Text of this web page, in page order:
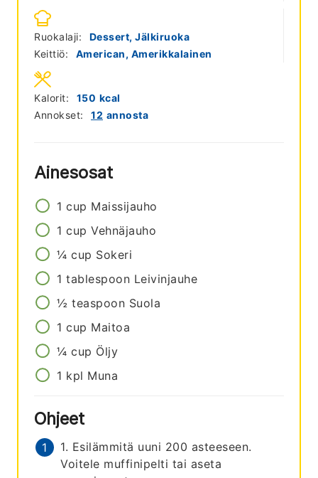
Ruokalaji:
Dessert, Jälkiruoka
Keittiö:
American, Amerikkalainen
Annokset: 12 annosta
Kalorit: 150 kcal
Ainesosat
1 cup Maissijauho
1 cup Vehnäjauho
¼ cup Sokeri
1 tablespoon Leivinjauhe
½ teaspoon Suola
1 cup Maitoa
¼ cup Öljy
1 kpl Muna
Ohjeet
1. Esilämmitä uuni 200 asteeseen.
Voitele muffinipelti tai aseta